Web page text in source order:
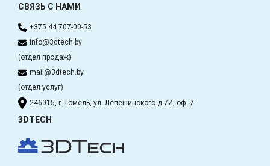
СВЯЗЬ С НАМИ
+375 44 707-00-53
info@3dtech.by
(отдел продаж)
mail@3dtech.by
(отдел услуг)
246015, г. Гомель, ул. Лепешинского д.7И, оф. 7
3DTECH